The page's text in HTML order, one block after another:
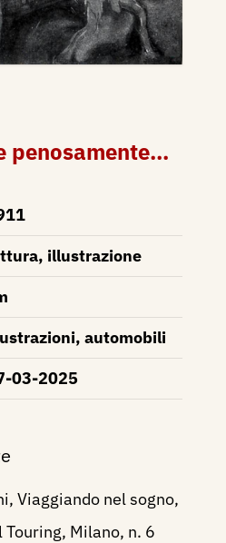
penosamente...
illustrazione
automobili
03-2025
Viaggiando nel sogno,
Milano, n. 6